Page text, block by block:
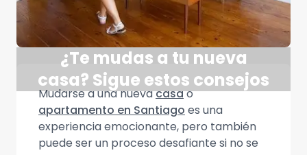
¿Te mudas a tu nueva
casa? Sigue estos consejos
Mudarse a una nuevacasao
apartamento en Santiago es una
experiencia emocionante, pero también
puede ser un proceso desafiante si no se